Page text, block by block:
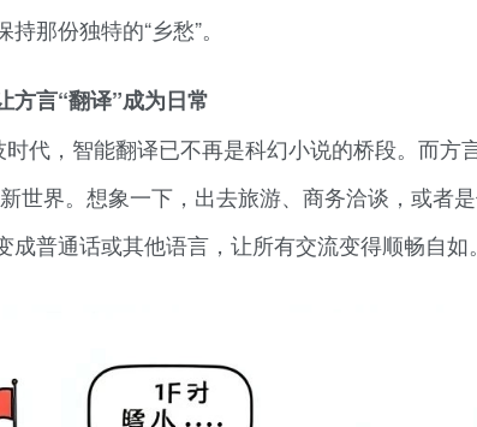
那份独特的“乡愁”。
方言“翻译”成为日常
代，智能翻译已不再是科幻小说的桥段。而方
世界。想象一下，出去旅游、商务洽谈，或者
成普通话或其他语言，让所有交流变得顺畅自如。